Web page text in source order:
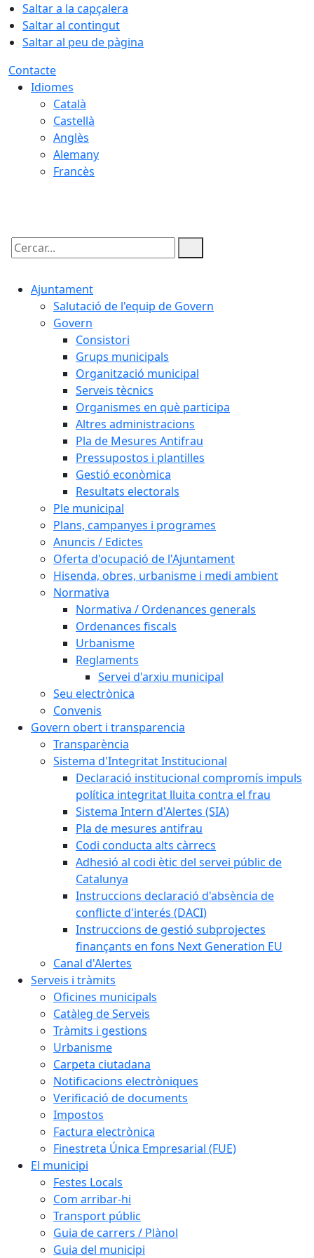
Saltar a la capçalera
Saltar al contingut
Saltar al peu de pàgina
Contacte
Idiomes
Català
Castellà
Anglès
Alemany
Francès
Cercar:
Ajuntament
Salutació de l'equip de Govern
Govern
Consistori
Grups municipals
Organització municipal
Serveis tècnics
Organismes en què participa
Altres administracions
Pla de Mesures Antifrau
Pressupostos i plantilles
Gestió econòmica
Resultats electorals
Ple municipal
Plans, campanyes i programes
Anuncis / Edictes
Oferta d'ocupació de l'Ajuntament
Hisenda, obres, urbanisme i medi ambient
Normativa
Normativa / Ordenances generals
Ordenances fiscals
Urbanisme
Reglaments
Servei d'arxiu municipal
Seu electrònica
Convenis
Govern obert i transparencia
Transparència
Sistema d'Integritat Institucional
Declaració institucional compromís impuls
política integritat lluita contra el frau
Sistema Intern d'Alertes (SIA)
Pla de mesures antifrau
Codi conducta alts càrrecs
Adhesió al codi ètic del servei públic de
Catalunya
Instruccions declaració d'absència de
conflicte d'interés (DACI)
Instruccions de gestió subprojectes
finançants en fons Next Generation EU
Canal d'Alertes
Serveis i tràmits
Oficines municipals
Catàleg de Serveis
Tràmits i gestions
Urbanisme
Carpeta ciutadana
Notificacions electròniques
Verificació de documents
Impostos
Factura electrònica
Finestreta Única Empresarial (FUE)
El municipi
Festes Locals
Com arribar-hi
Transport públic
Guia de carrers / Plànol
Guia del municipi